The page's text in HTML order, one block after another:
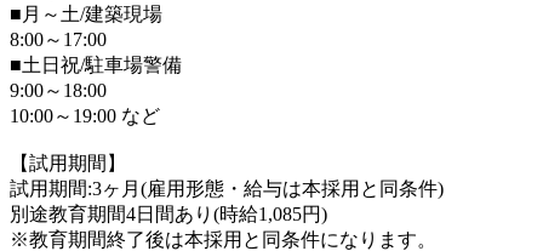
■月～土/建築現場
8:00～17:00
■土日祝/駐車場警備
9:00～18:00
10:00～19:00 など
【試用期間】
試用期間:3ヶ月(雇用形態・給与は本採用と同条件)
別途教育期間4日間あり(時給1,085円)
※教育期間終了後は本採用と同条件になります。